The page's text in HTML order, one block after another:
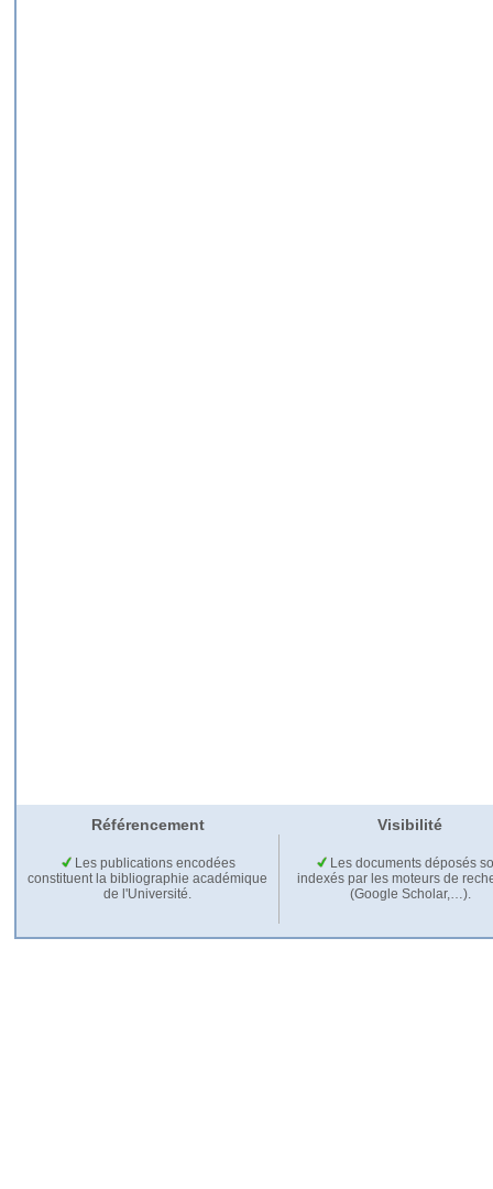
Référencement Visibilité
Les publications encodées
constituent la bibliographie académique
de l'Université.
Les documents déposés
indexés par les moteurs de
(Google Scholar,…).